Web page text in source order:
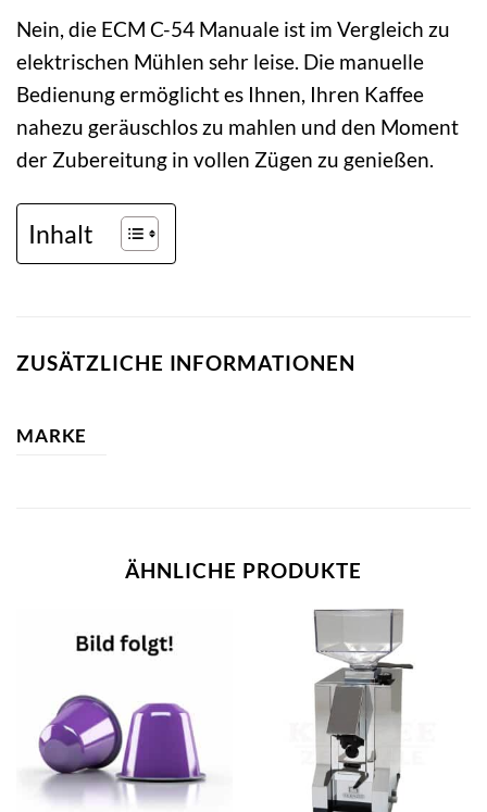
Nein, die ECM C-54 Manuale ist im Vergleich zu
elektrischen Mühlen sehr leise. Die manuelle
Bedienung ermöglicht es Ihnen, Ihren Kaffee
nahezu geräuschlos zu mahlen und den Moment
der Zubereitung in vollen Zügen zu genießen.
Inhalt
ZUSÄTZLICHE INFORMATIONEN
MARKE
ÄHNLICHE PRODUKTE